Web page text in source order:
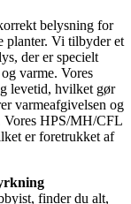
belysning for
planter. Vi tilbyder et
der er specielt
varme. Vores
levetid, hvilket gør
varmeafgivelsen og
Vores HPS/MH/CFL
er foretrukket af
finder du alt,